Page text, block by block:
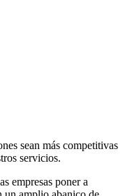
sean más competitivas
servicios.
empresas poner a